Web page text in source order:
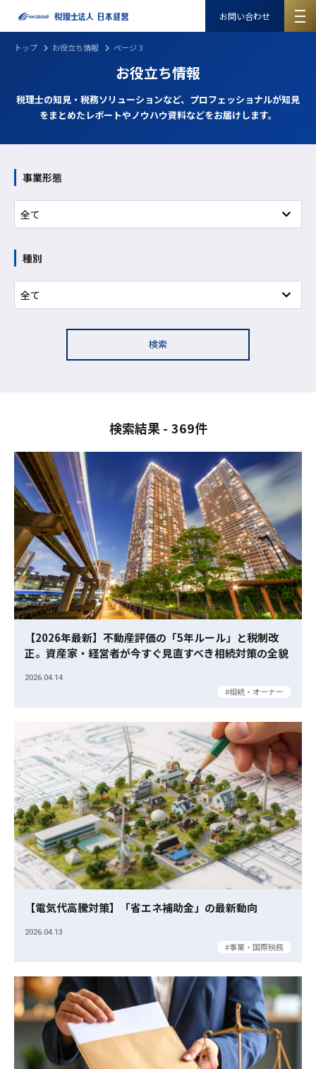
お問い合わせ
トップ お役立ち情報 ページ 3
お役立ち情報
税理士の知見・税務ソリューションなど、プロフェッショナルが知見
をまとめたレポートやノウハウ資料などをお届けします。
事業形態
種別
検索
検索結果 369件
【2026年最新】不動産評価の「5年ルール」と税制改
正。資産家・経営者が今すぐ見直すべき相続対策の全貌
2026.04.14
相続・オーナー
【電気代高騰対策】「省エネ補助金」の最新動向
2026.04.13
事業・国際税務